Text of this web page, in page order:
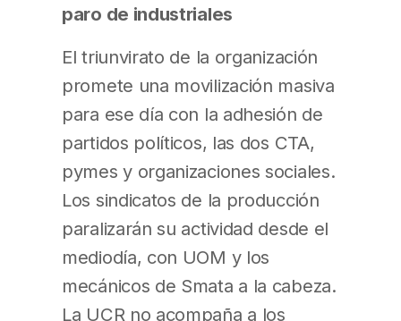
paro de industriales
El triunvirato de la organización
promete una movilización masiva
para ese día con la adhesión de
partidos políticos, las dos CTA,
pymes y organizaciones sociales.
Los sindicatos de la producción
paralizarán su actividad desde el
mediodía, con UOM y los
mecánicos de Smata a la cabeza.
La UCR no acompaña a los